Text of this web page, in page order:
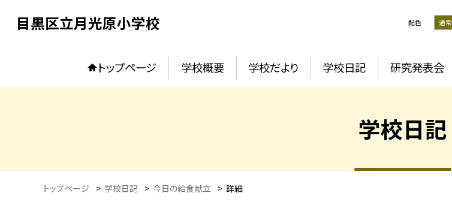
目黒区立月光原小学校 配色 通常
トップページ 学校概要 学校だより 学校日記 研究発表会
学校日記
トップページ > 学校日記 > 今日の給食献立 > 詳細